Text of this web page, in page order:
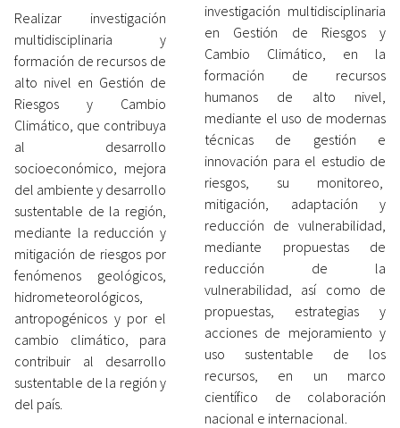
Realizar investigación
multidisciplinaria y
formación de recursos de
alto nivel en Gestión de
Riesgos y Cambio
Climático, que contribuya
al desarrollo
socioeconómico, mejora
del ambiente y desarrollo
sustentable de la región,
mediante la reducción y
mitigación de riesgos por
fenómenos geológicos,
hidrometeorológicos,
antropogénicos y por el
cambio climático, para
contribuir al desarrollo
sustentable de la región y
del país.
investigación multidisciplinaria
en Gestión de Riesgos y
Cambio Climático, en la
formación de recursos
humanos de alto nivel,
mediante el uso de modernas
técnicas de gestión e
innovación para el estudio de
riesgos, su monitoreo,
mitigación, adaptación y
reducción de vulnerabilidad,
mediante propuestas de
reducción de la
vulnerabilidad, así como de
propuestas, estrategias y
acciones de mejoramiento y
uso sustentable de los
recursos, en un marco
científico de colaboración
nacional e internacional.